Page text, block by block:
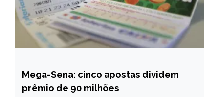
BRASIL
NOTÍCIAS
Mega-Sena: cinco apostas dividem
prêmio de 90 milhões